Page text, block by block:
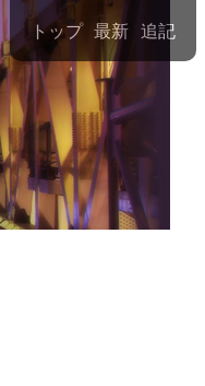
トップ 最新 追記